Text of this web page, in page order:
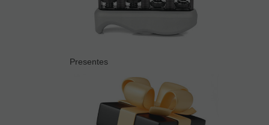
Presentes